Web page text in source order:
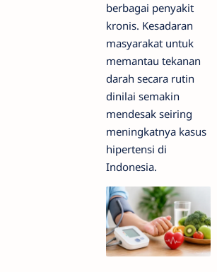
berbagai penyakit
kronis. Kesadaran
masyarakat untuk
memantau tekanan
darah secara rutin
dinilai semakin
mendesak seiring
meningkatnya kasus
hipertensi di
Indonesia.